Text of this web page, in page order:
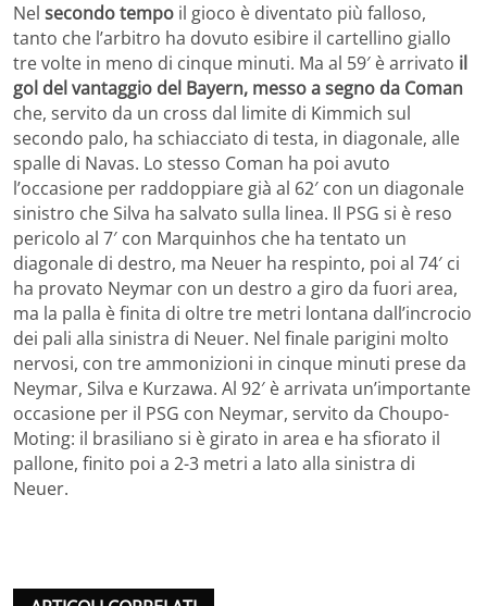
Nel secondo tempo il gioco è diventato più falloso,
tanto che l’arbitro ha dovuto esibire il cartellino giallo
tre volte in meno di cinque minuti. Ma al 59′ è arrivato il
gol del vantaggio del Bayern, messo a segno da Coman
che, servito da un cross dal limite di Kimmich sul
secondo palo, ha schiacciato di testa, in diagonale, alle
spalle di Navas. Lo stesso Coman ha poi avuto
l’occasione per raddoppiare già al 62′ con un diagonale
sinistro che Silva ha salvato sulla linea. Il PSG si è reso
pericolo al 7′ con Marquinhos che ha tentato un
diagonale di destro, ma Neuer ha respinto, poi al 74′ ci
ha provato Neymar con un destro a giro da fuori area,
ma la palla è finita di oltre tre metri lontana dall’incrocio
dei pali alla sinistra di Neuer. Nel finale parigini molto
nervosi, con tre ammonizioni in cinque minuti prese da
Neymar, Silva e Kurzawa. Al 92′ è arrivata un’importante
occasione per il PSG con Neymar, servito da Choupo-
Moting: il brasiliano si è girato in area e ha sfiorato il
pallone, finito poi a 2-3 metri a lato alla sinistra di
Neuer.